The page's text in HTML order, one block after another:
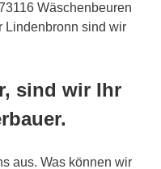
Wäschenbeuren
Lindenbronn sind wir
sind wir Ihr
aus. Was können wir